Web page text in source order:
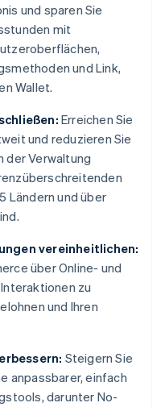
und sparen Sie
mit
und Link,
Wallet.
Erreichen Sie
und reduzieren Sie
der Verwaltung
Ländern und über
vereinheitlichen:
über Online- und
zu
und Ihren
Steigern Sie
anpassbarer, einfach
darunter No-